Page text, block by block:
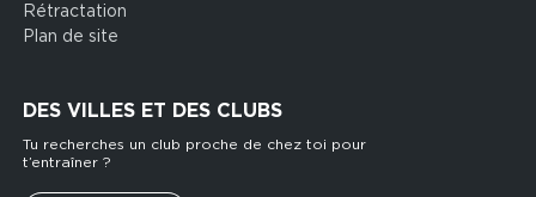
Rétractation
Plan de site
DES VILLES ET DES CLUBS
Tu recherches un club proche de chez toi pour
t’entraîner ?